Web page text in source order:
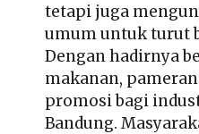
tetapi juga
umum untuk turut
Dengan hadirnya
makanan,
promosi bagi
Bandung.